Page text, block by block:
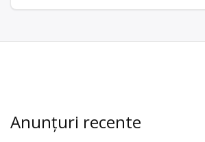
Anunțuri recente